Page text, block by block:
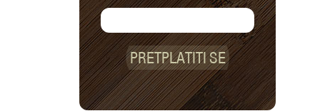
PRETPLATITI SE